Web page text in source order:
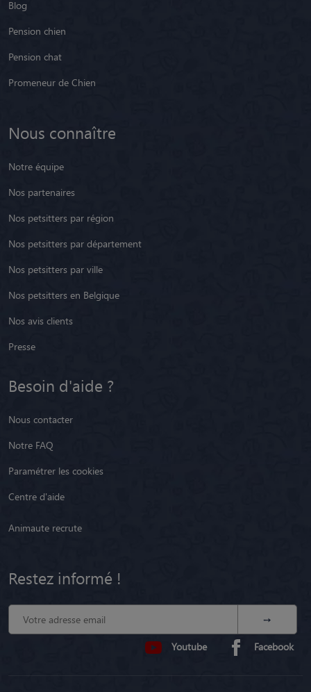
Blog
Pension chien
Pension chat
Promeneur de Chien
Nous connaître
Notre équipe
Nos partenaires
Nos petsitters par région
Nos petsitters par département
Nos petsitters par ville
Nos petsitters en Belgique
Nos avis clients
Presse
Besoin d'aide ?
Nous contacter
Notre FAQ
Paramétrer les cookies
Centre d'aide
Animaute recrute
Restez informé !
Youtube Facebook